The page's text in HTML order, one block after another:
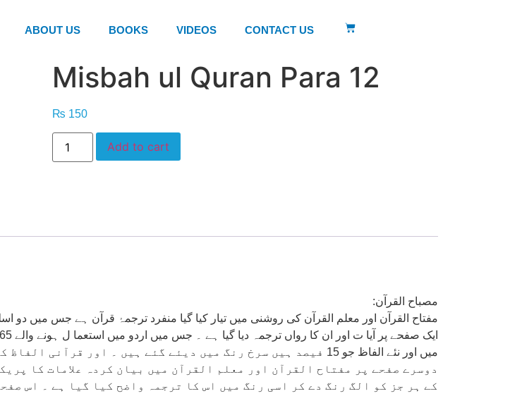
ABOUT US BOOKS VIDEOS CONTACT US
Misbah ul Quran Para 12
₨ 150
Add to cart
:مصباح القرآن
“مفتاح القرآن اور معلم القرآن کی روشنی میں تیار کیا گیا منفرد ترجمۂ قرآن ہے جس میں دو
میں اور نئے الفاظ جو 15 فیصد ہیں سرخ رنگ میں دیئے گئے ہیں ۔ اور قرآنی الفاظ کے اردو میں استعمال کی وضاحت حاشیہ میں کردی گئی ہے۔
دوسرے صفحے پر مفتاح القرآن اور معلم القرآن میں بیان کردہ علامات کا
کے ہر جز کو الگ رنگ دے کر اسی رنگ میں اس کا ترجمہ واضح کیا گیا ہے ۔ اس